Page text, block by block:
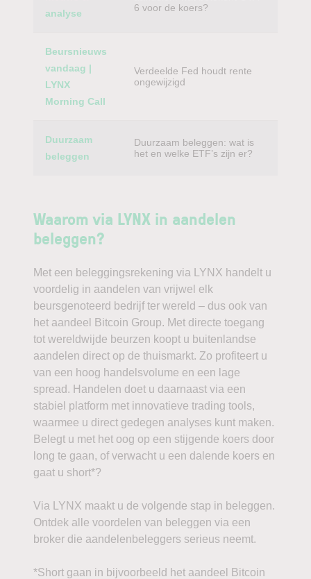
analyse
6 voor de koers?
Beursnieuws
vandaag |
LYNX
Morning Call
Verdeelde Fed houdt rente
ongewijzigd
Duurzaam
beleggen
Duurzaam beleggen: wat is
het en welke ETF’s zijn er?
Waarom via LYNX in aandelen
beleggen?
Met een beleggingsrekening via LYNX handelt u
voordelig in aandelen van vrijwel elk
beursgenoteerd bedrijf ter wereld – dus ook van
het aandeel Bitcoin Group. Met directe toegang
tot wereldwijde beurzen koopt u buitenlandse
aandelen direct op de thuismarkt. Zo profiteert u
van een hoog handelsvolume en een lage
spread. Handelen doet u daarnaast via een
stabiel platform met innovatieve trading tools,
waarmee u direct gedegen analyses kunt maken.
Belegt u met het oog op een stijgende koers door
long te gaan, of verwacht u een dalende koers en
gaat u short*?
Via LYNX maakt u de volgende stap in beleggen.
Ontdek alle voordelen van beleggen via een
broker die aandelenbeleggers serieus neemt.
*Short gaan in bijvoorbeeld het aandeel Bitcoin